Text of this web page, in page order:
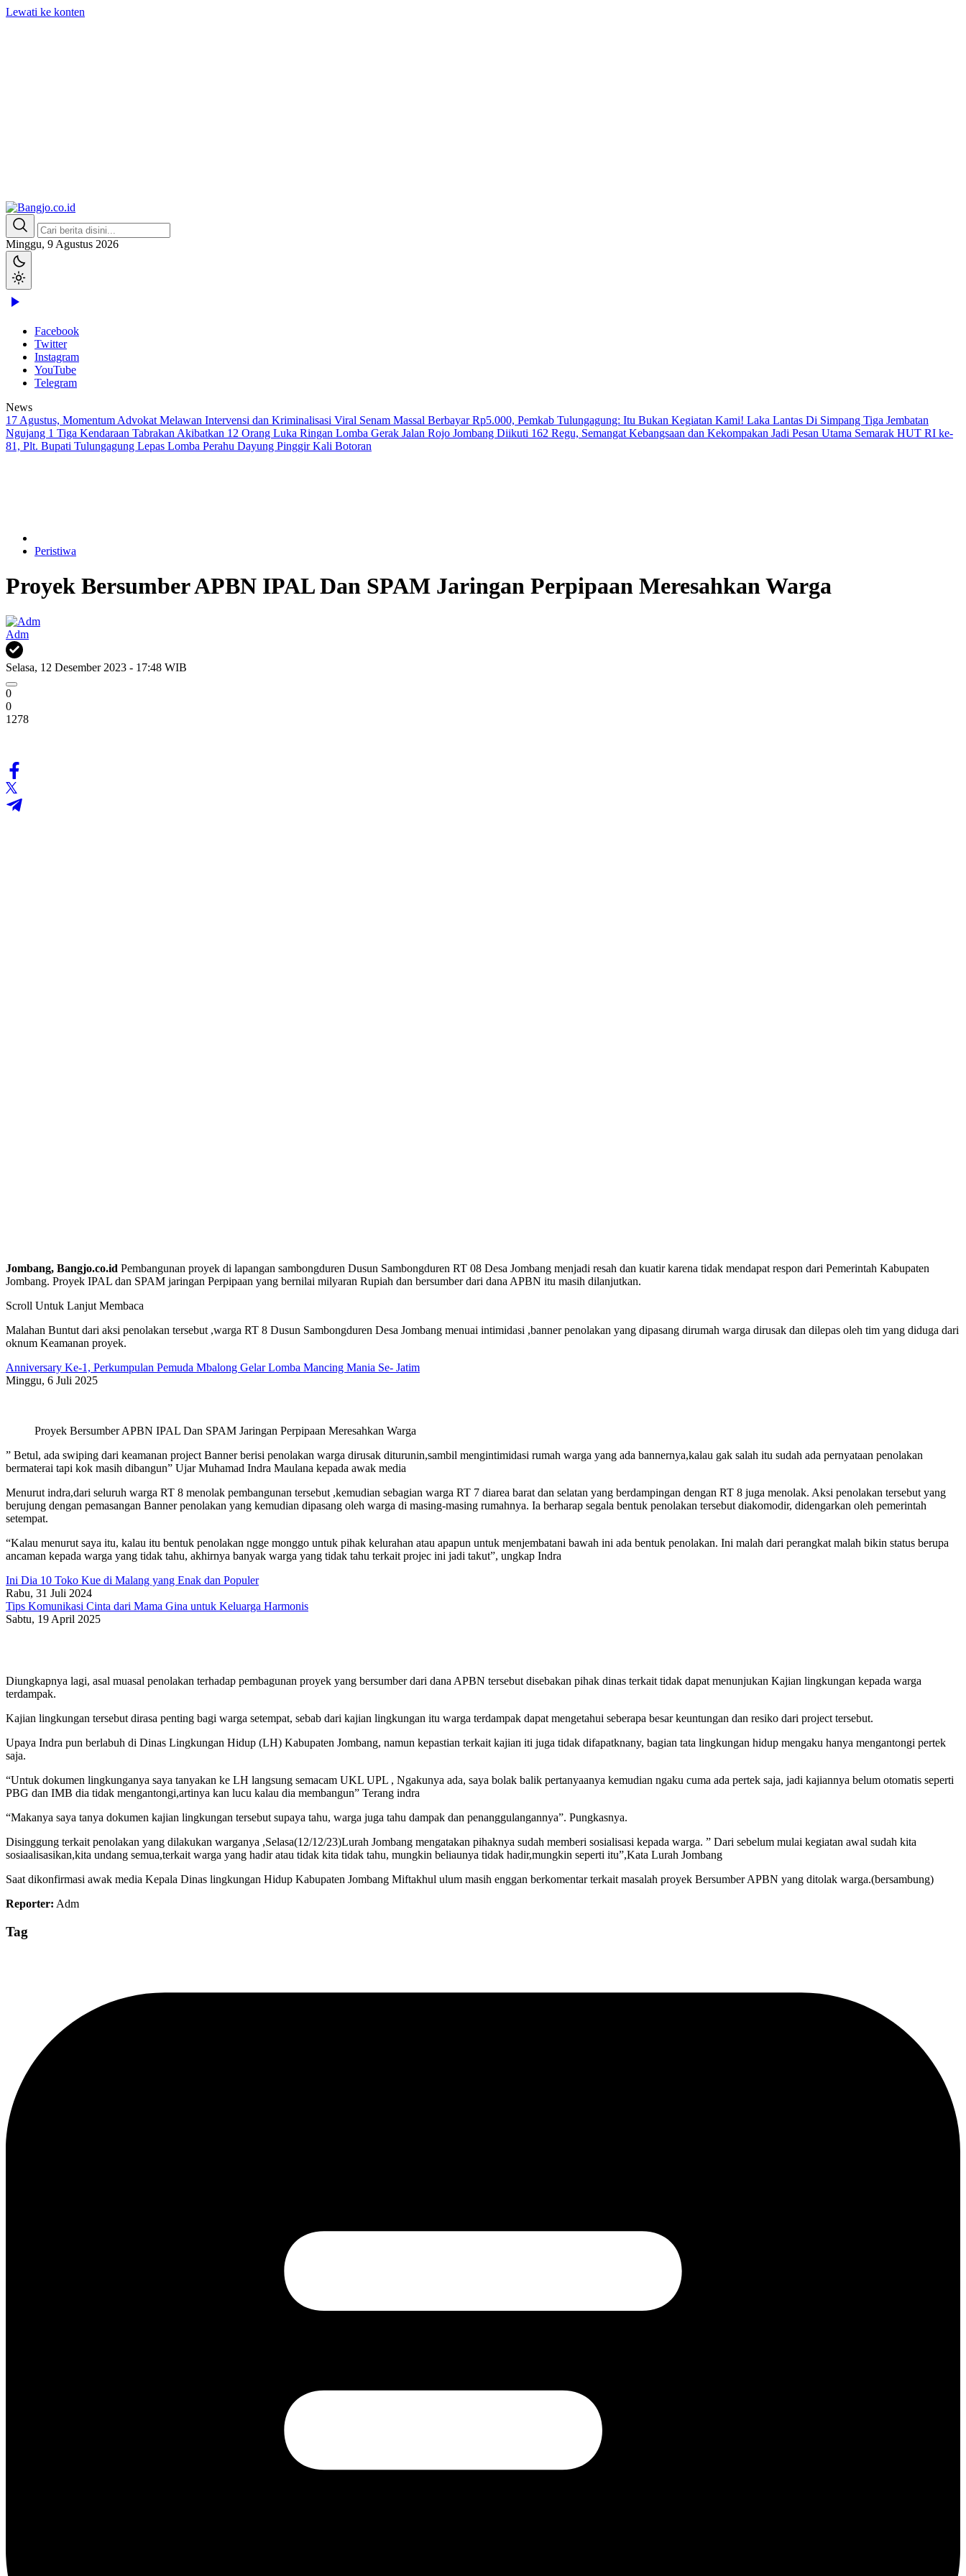
Lewati ke konten
Bangjo.co.id
Berani, Tegas, Terpercaya
Minggu, 9 Agustus 2026
Facebook
Twitter
Instagram
YouTube
Telegram
News
17 Agustus, Momentum Advokat Melawan Intervensi dan Kriminalisasi Viral Senam Massal Berbayar Rp5.000, Pemkab Tulungagung: Itu Bukan Kegiatan Kami! Laka Lantas Di Simpang Tiga Jembatan
Ngujang 1 Tiga Kendaraan Tabrakan Akibatkan 12 Orang Luka Ringan Lomba Gerak Jalan Rojo Jombang Diikuti 162 Regu, Semangat Kebangsaan dan Kekompakan Jadi Pesan Utama Semarak HUT RI ke-
81, Plt. Bupati Tulungagung Lepas Lomba Perahu Dayung Pinggir Kali Botoran
Peristiwa
Proyek Bersumber APBN IPAL Dan SPAM Jaringan Perpipaan Meresahkan Warga
Adm
Selasa, 12 Desember 2023 - 17:48 WIB
0
0
1278
Jombang, Bangjo.co.id Pembangunan proyek di lapangan sambongduren Dusun Sambongduren RT 08 Desa Jombang menjadi resah dan kuatir karena tidak mendapat respon dari Pemerintah Kabupaten
Jombang. Proyek IPAL dan SPAM jaringan Perpipaan yang bernilai milyaran Rupiah dan bersumber dari dana APBN itu masih dilanjutkan.
Scroll Untuk Lanjut Membaca
Malahan Buntut dari aksi penolakan tersebut ,warga RT 8 Dusun Sambongduren Desa Jombang menuai intimidasi ,banner penolakan yang dipasang dirumah warga dirusak dan dilepas oleh tim yang diduga dari
oknum Keamanan proyek.
Anniversary Ke-1, Perkumpulan Pemuda Mbalong Gelar Lomba Mancing Mania Se- Jatim
Minggu, 6 Juli 2025
Proyek Bersumber APBN IPAL Dan SPAM Jaringan Perpipaan Meresahkan Warga
” Betul, ada swiping dari keamanan project Banner berisi penolakan warga dirusak diturunin,sambil mengintimidasi rumah warga yang ada bannernya,kalau gak salah itu sudah ada pernyataan penolakan
bermaterai tapi kok masih dibangun” Ujar Muhamad Indra Maulana kepada awak media
Menurut indra,dari seluruh warga RT 8 menolak pembangunan tersebut ,kemudian sebagian warga RT 7 diarea barat dan selatan yang berdampingan dengan RT 8 juga menolak. Aksi penolakan tersebut yang
berujung dengan pemasangan Banner penolakan yang kemudian dipasang oleh warga di masing-masing rumahnya. Ia berharap segala bentuk penolakan tersebut diakomodir, didengarkan oleh pemerintah
setempat.
“Kalau menurut saya itu, kalau itu bentuk penolakan ngge monggo untuk pihak kelurahan atau apapun untuk menjembatani bawah ini ada bentuk penolakan. Ini malah dari perangkat malah bikin status berupa
ancaman kepada warga yang tidak tahu, akhirnya banyak warga yang tidak tahu terkait projec ini jadi takut”, ungkap Indra
Ini Dia 10 Toko Kue di Malang yang Enak dan Populer
Rabu, 31 Juli 2024
Tips Komunikasi Cinta dari Mama Gina untuk Keluarga Harmonis
Sabtu, 19 April 2025
Diungkapnya lagi, asal muasal penolakan terhadap pembagunan proyek yang bersumber dari dana APBN tersebut disebakan pihak dinas terkait tidak dapat menunjukan Kajian lingkungan kepada warga
terdampak.
Kajian lingkungan tersebut dirasa penting bagi warga setempat, sebab dari kajian lingkungan itu warga terdampak dapat mengetahui seberapa besar keuntungan dan resiko dari project tersebut.
Upaya Indra pun berlabuh di Dinas Lingkungan Hidup (LH) Kabupaten Jombang, namun kepastian terkait kajian iti juga tidak difapatknany, bagian tata lingkungan hidup mengaku hanya mengantongi pertek
saja.
“Untuk dokumen lingkunganya saya tanyakan ke LH langsung semacam UKL UPL , Ngakunya ada, saya bolak balik pertanyaanya kemudian ngaku cuma ada pertek saja, jadi kajiannya belum otomatis seperti
PBG dan IMB dia tidak mengantongi,artinya kan lucu kalau dia membangun” Terang indra
“Makanya saya tanya dokumen kajian lingkungan tersebut supaya tahu, warga juga tahu dampak dan penanggulangannya”. Pungkasnya.
Disinggung terkait penolakan yang dilakukan warganya ,Selasa(12/12/23)Lurah Jombang mengatakan pihaknya sudah memberi sosialisasi kepada warga. ” Dari sebelum mulai kegiatan awal sudah kita
sosiaalisasikan,kita undang semua,terkait warga yang hadir atau tidak kita tidak tahu, mungkin beliaunya tidak hadir,mungkin seperti itu”,Kata Lurah Jombang
Saat dikonfirmasi awak media Kepala Dinas lingkungan Hidup Kabupaten Jombang Miftakhul ulum masih enggan berkomentar terkait masalah proyek Bersumber APBN yang ditolak warga.(bersambung)
Reporter: Adm
Tag